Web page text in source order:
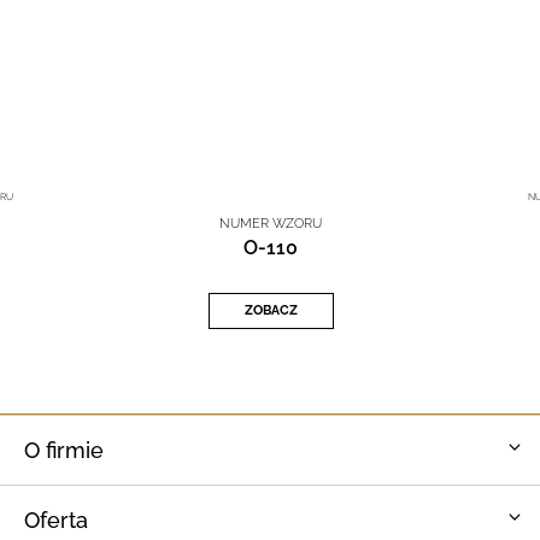
NUMER WZORU
O-110
ZOBACZ
O firmie
Oferta